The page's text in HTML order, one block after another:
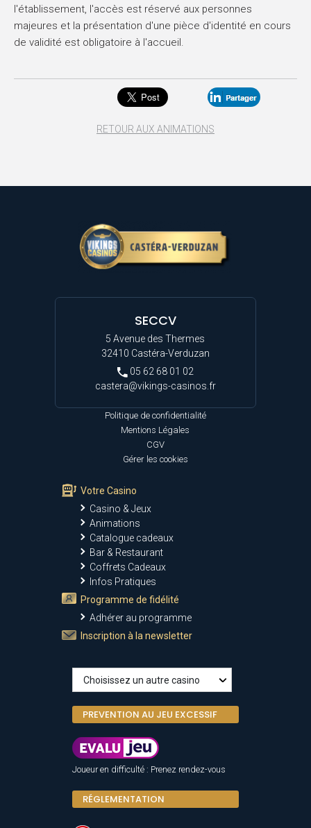
l'établissement, l'accès est réservé aux personnes
majeures et la présentation d'une pièce d'identité en cours
de validité est obligatoire à l'accueil .
RETOUR AUX ANIMATIONS
SECCV
5 Avenue des Thermes
32410 Castéra-Verduzan
05 62 68 01 02
castera@vikings-casinos.fr
Politique de confidentialité
Mentions Légales
CGV
Gérer les cookies
Votre Casino
Casino & Jeux
Animations
Catalogue cadeaux
Bar & Restaurant
Coffrets Cadeaux
Infos Pratiques
Programme de fidélité
Adhérer au programme
Inscription à la newsletter
PREVENTION AU JEU EXCESSIF
Joueur en difficulté : Prenez rendez-vous
RÉGLEMENTATION